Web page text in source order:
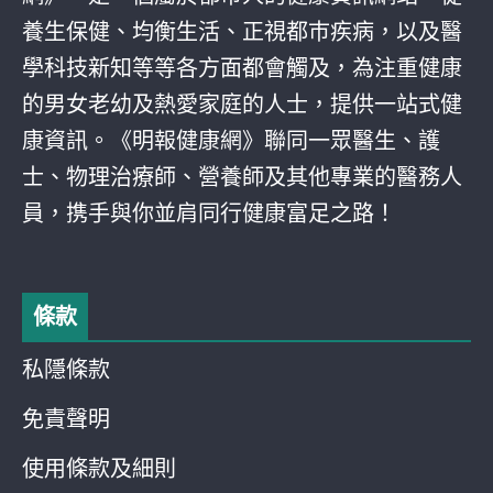
養生保健、均衡生活、正視都巿疾病，以及醫
學科技新知等等各方面都會觸及，為注重健康
的男女老幼及熱愛家庭的人士，提供一站式健
康資訊。《明報健康網》聯同一眾醫生、護
士、物理治療師、營養師及其他專業的醫務人
員，携手與你並肩同行健康富足之路！
條款
私隱條款
免責聲明
使用條款及細則